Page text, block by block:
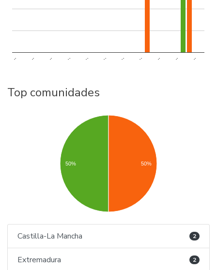
.. .. .. .. .. .. .. .. .. .. ..
Top comunidades
50% 50%
Castilla-La Mancha 2
Extremadura 2